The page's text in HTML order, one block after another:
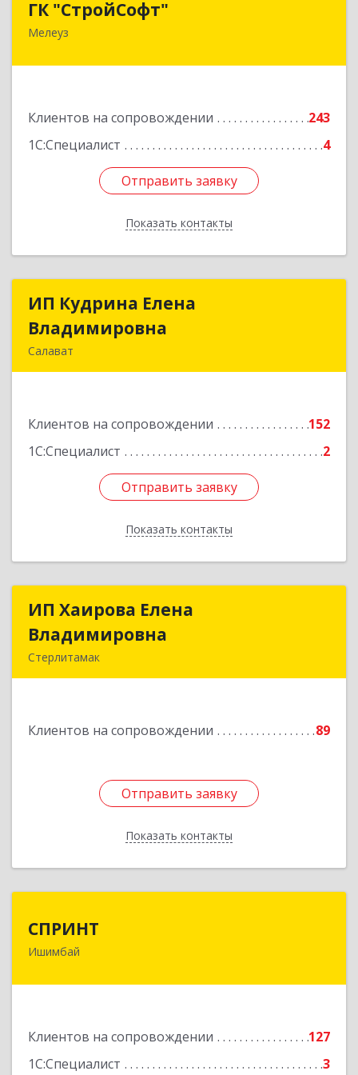
ГК "СтройСофт"
Мелеуз
Клиентов на сопровождении
243
1С:Специалист
4
Отправить заявку
Показать контакты
453852, Башкортостан Респ, Мелеуз г, Ленина
Отправить заявку
Назад
ИП Кудрина Елена
Владимировна
Салават
Клиентов на сопровождении
152
1С:Специалист
2
Отправить заявку
Показать контакты
ИП Кудрина Елена
Подробнее
Отправить заявку
Назад
ИП Хаирова Елена
Владимировна
Стерлитамак
Клиентов на сопровождении 89
Отправить заявку
Показать контакты
ИП Хаирова Елена
Отправить заявку
Назад
СПРИНТ
Ишимбай
Клиентов на сопровождении
127
1С:Специалист
3
453201, Башкортостан Респ, Ишимбайский р-н,